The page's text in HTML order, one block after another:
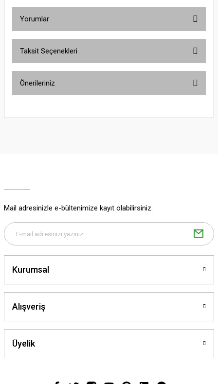
Yorumlar
Taksit Seçenekleri
Önerileriniz
yetersiz gördüğünüz noktaları öneri formunu kullanarak tarafımıza
Bu ürüne benzer farklı alternatifler olmalı.
Mail adresinizle e-bültenimize kayıt olabilirsiniz.
Kurumsal
Alışveriş
Üyelik